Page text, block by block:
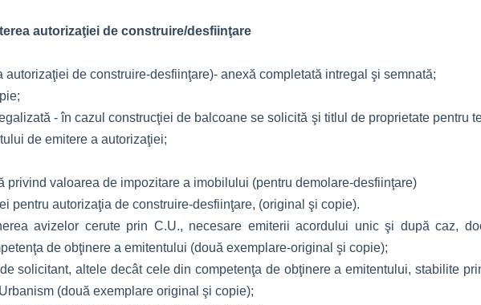
autorizaţiei de construire/desfiinţare
autorizaţiei de construire-desfiinţare)- anexă completată intregal şi semnată;
- în cazul construcţiei de balcoane se solicită şi titlul de proprietate pentru
de emitere a autorizaţiei;
privind valoarea de impozitare a imobilului (pentru demolare-desfiinţare)
pentru autorizaţia de construire-desfiinţare, (original şi copie).
avizelor cerute prin C.U., necesare emiterii acordului unic şi după caz,
de obţinere a emitentului (două exemplare-original şi copie);
solicitant, altele decât cele din competenţa de obţinere a emitentului, stabilite
(două exemplare original şi copie);